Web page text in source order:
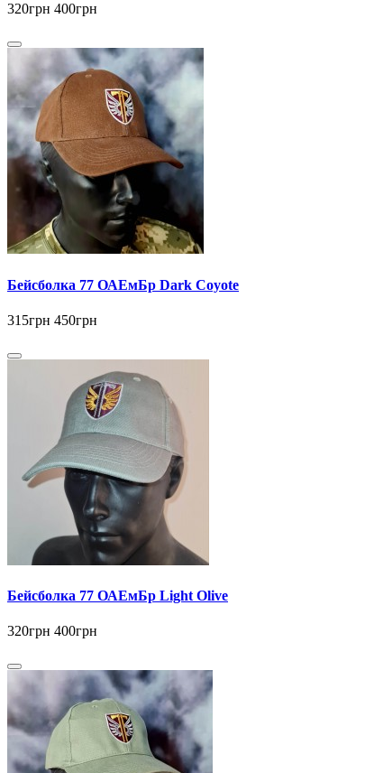
320грн 400грн
Бейсболка 77 ОАЕмБр Dark Coyote
315грн 450грн
Бейсболка 77 ОАЕмБр Light Olive
320грн 400грн